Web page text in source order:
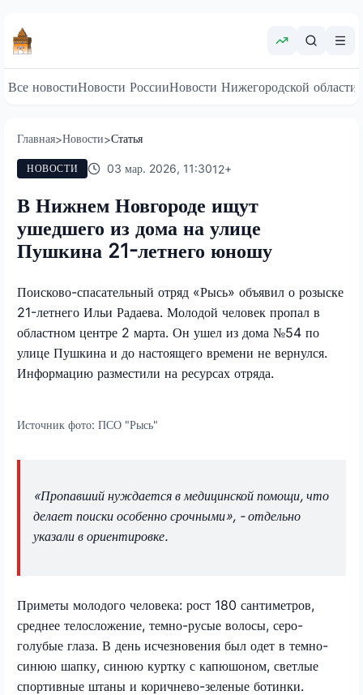
Все новостиНовости РоссииНовости Нижегородской области
Главная>Новости>Статья
НОВОСТИ 03 мар. 2026, 11:3012+
В Нижнем Новгороде ищут
ушедшего из дома на улице
Пушкина 21-летнего юношу
Поисково-спасательный отряд «Рысь» объявил о розыске
21-летнего Ильи Радаева. Молодой человек пропал в
областном центре 2 марта. Он ушел из дома №54 по
улице Пушкина и до настоящего времени не вернулся.
Информацию разместили на ресурсах отряда.
Источник фото: ПСО "Рысь"
«Пропавший нуждается в медицинской помощи, что
делает поиски особенно срочными», - отдельно
указали в ориентировке.
Приметы молодого человека: рост 180 сантиметров,
среднее телосложение, темно-русые волосы, серо-
голубые глаза. В день исчезновения был одет в темно-
синюю шапку, синюю куртку с капюшоном, светлые
спортивные штаны и коричнево-зеленые ботинки.